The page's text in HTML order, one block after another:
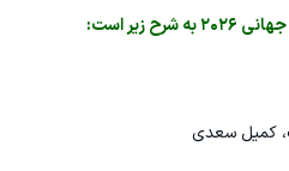
زیر است:
کمیل سعدی